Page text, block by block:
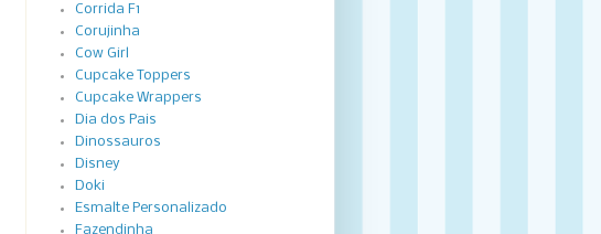
Corrida F1
Corujinha
Cow Girl
Cupcake Toppers
Cupcake Wrappers
Dia dos Pais
Dinossauros
Disney
Doki
Esmalte Personalizado
Fazendinha